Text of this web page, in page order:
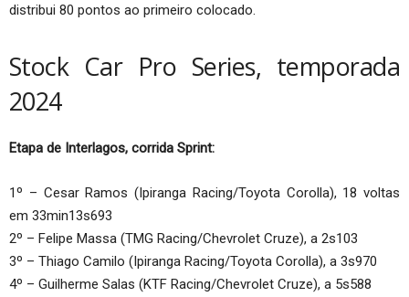
distribui 80 pontos ao primeiro colocado.
Stock Car Pro Series, temporada
2024
Etapa de Interlagos, corrida Sprint:
1º – Cesar Ramos (Ipiranga Racing/Toyota Corolla), 18 voltas
em 33min13s693
2º – Felipe Massa (TMG Racing/Chevrolet Cruze), a 2s103
3º – Thiago Camilo (Ipiranga Racing/Toyota Corolla), a 3s970
4º – Guilherme Salas (KTF Racing/Chevrolet Cruze), a 5s588